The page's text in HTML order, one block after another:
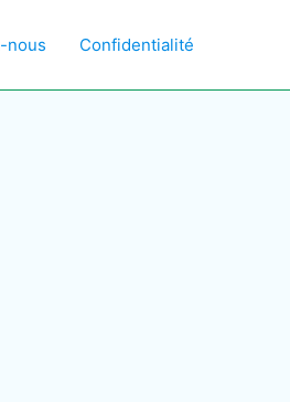
nous Confidentialité